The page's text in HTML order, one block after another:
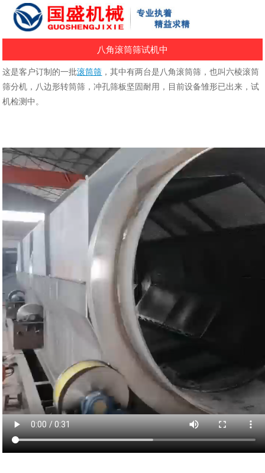
八角滚筒筛试机中
这是客户订制的一批滚筒筛 ，其中有两台是八角滚筒筛，也叫六棱滚筒
筛分机，八边形转筒筛，冲孔筛板坚固耐用，目前设备雏形已出来，试
机检测中。